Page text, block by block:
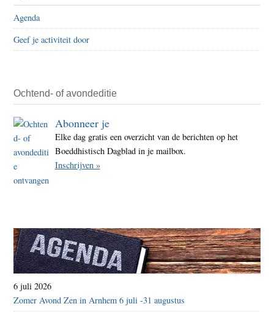
Agenda
Geef je activiteit door
Ochtend- of avondeditie
Abonneer je
Elke dag gratis een overzicht van de berichten op het
Boeddhistisch Dagblad in je mailbox.
Inschrijven »
6 juli 2026
Zomer Avond Zen in Arnhem 6 juli -31 augustus